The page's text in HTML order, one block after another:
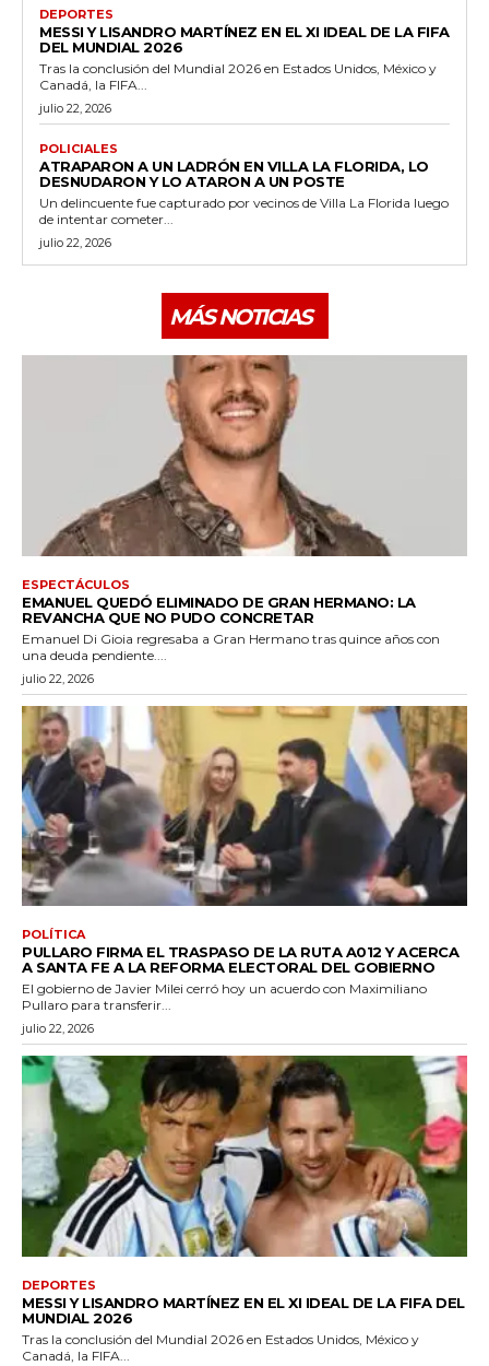
DEPORTES
MESSI Y LISANDRO MARTÍNEZ EN EL XI IDEAL DE LA FIFA
DEL MUNDIAL 2026
Tras la conclusión del Mundial 2026 en Estados Unidos, México y
Canadá, la FIFA...
julio 22, 2026
POLICIALES
ATRAPARON A UN LADRÓN EN VILLA LA FLORIDA, LO
DESNUDARON Y LO ATARON A UN POSTE
Un delincuente fue capturado por vecinos de Villa La Florida luego
de intentar cometer...
julio 22, 2026
MÁS NOTICIAS
ESPECTÁCULOS
EMANUEL QUEDÓ ELIMINADO DE GRAN HERMANO: LA
REVANCHA QUE NO PUDO CONCRETAR
Emanuel Di Gioia regresaba a Gran Hermano tras quince años con
una deuda pendiente....
julio 22, 2026
POLÍTICA
PULLARO FIRMA EL TRASPASO DE LA RUTA A012 Y ACERCA
A SANTA FE A LA REFORMA ELECTORAL DEL GOBIERNO
El gobierno de Javier Milei cerró hoy un acuerdo con Maximiliano
Pullaro para transferir...
julio 22, 2026
DEPORTES
MESSI Y LISANDRO MARTÍNEZ EN EL XI IDEAL DE LA FIFA DEL
MUNDIAL 2026
Tras la conclusión del Mundial 2026 en Estados Unidos, México y
Canadá, la FIFA...